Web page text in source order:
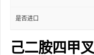
是否进口
己二胺四甲